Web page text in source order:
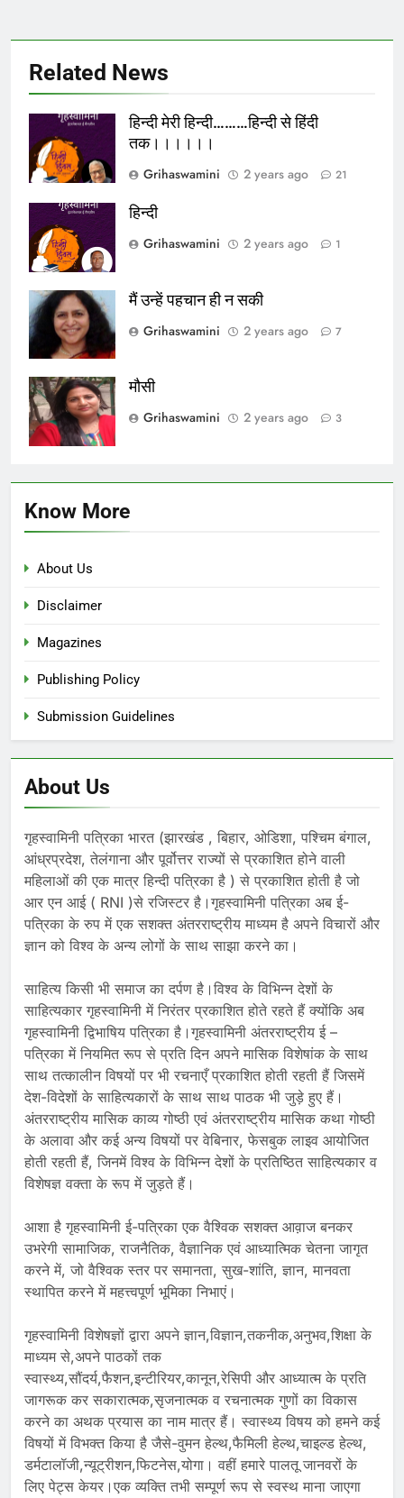
Related News
हिन्दी मेरी हिन्दी………हिन्दी से हिंदी
तक।।।।।।
Grihaswamini
2 years ago 21
हिन्दी
Grihaswamini
2 years ago 1
मैं उन्हें पहचान ही न सकी
Grihaswamini
2 years ago 7
मौसी
Grihaswamini
2 years ago 3
Know More
About Us
Disclaimer
Magazines
Publishing Policy
Submission Guidelines
About Us
गृहस्वामिनी पत्रिका भारत (झारखंड , बिहार, ओडिशा, पश्चिम बंगाल,
आंध्रप्रदेश, तेलंगाना और पूर्वोत्तर राज्यों से प्रकाशित होने वाली
महिलाओं की एक मात्र हिन्दी पत्रिका है ) से प्रकाशित होती है जो
आर एन आई ( RNI )से रजिस्टर है।गृहस्वामिनी पत्रिका अब ई-
पत्रिका के रुप में एक सशक्त अंतरराष्ट्रीय माध्यम है अपने विचारों और
ज्ञान को विश्व के अन्य लोगों के साथ साझा करने का।
साहित्य किसी भी समाज का दर्पण है।विश्व के विभिन्न देशों के
साहित्यकार गृहस्वामिनी में निरंतर प्रकाशित होते रहते हैं क्योंकि अब
गृहस्वामिनी द्विभाषिय पत्रिका है।गृहस्वामिनी अंतरराष्ट्रीय ई –
पत्रिका में नियमित रूप से प्रति दिन अपने मासिक विशेषांक के साथ
साथ तत्कालीन विषयों पर भी रचनाएँ प्रकाशित होती रहती हैं जिसमें
देश-विदेशों के साहित्यकारों के साथ साथ पाठक भी जुड़े हुए हैं।
अंतरराष्ट्रीय मासिक काव्य गोष्ठी एवं अंतरराष्ट्रीय मासिक कथा गोष्ठी
के अलावा और कई अन्य विषयों पर वेबिनार, फेसबुक लाइव आयोजित
होती रहती हैं, जिनमें विश्व के विभिन्न देशों के प्रतिष्ठित साहित्यकार व
विशेषज्ञ वक्ता के रूप में जुड़ते हैं।
आशा है गृहस्वामिनी ई-पत्रिका एक वैश्विक सशक्त आव़ाज बनकर
उभरेगी सामाजिक, राजनैतिक, वैज्ञानिक एवं आध्यात्मिक चेतना जागृत
करने में, जो वैश्विक स्तर पर समानता, सुख-शांति, ज्ञान, मानवता
स्थापित करने में महत्त्वपूर्ण भूमिका निभाएं।
गृहस्वामिनी विशेषज्ञों द्वारा अपने ज्ञान,विज्ञान,तकनीक,अनुभव,शिक्षा के
माध्यम से,अपने पाठकों तक
स्वास्थ्य,सौंदर्य,फैशन,इन्टीरियर,कानून,रेसिपी और आध्यात्म के प्रति
जागरूक कर सकारात्मक,सृजनात्मक व रचनात्मक गुणों का विकास
करने का अथक प्रयास का नाम मात्र हैं। स्वास्थ्य विषय को हमने कई
विषयों में विभक्त किया है जैसे-वुमन हेल्थ,फैमिली हेल्थ,चाइल्ड हेल्थ,
डर्मटालॉजी,न्यूट्रीशन,फिटनेस,योगा। वहीं हमारे पालतू जानवरों के
लिए पेट्स केयर।एक व्यक्ति तभी सम्पूर्ण रूप से स्वस्थ माना जाएगा